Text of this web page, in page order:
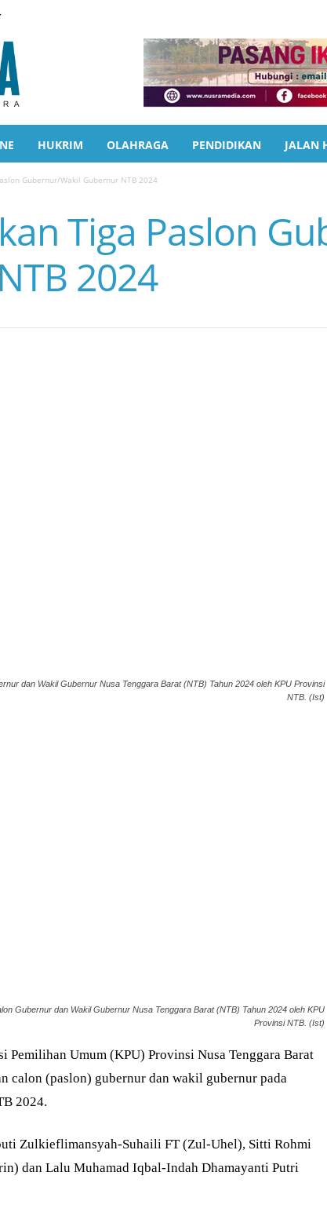
HUKRIM OLAHRAGA PENDIDIKAN JALAN
Gubernur/Wakil Gubernur NTB 2024
Tiga Paslon
2024
dan Wakil Gubernur Nusa Tenggara Barat (NTB) Tahun 2024 oleh KPU Provinsi
NTB. (Ist)
Gubernur dan Wakil Gubernur Nusa Tenggara Barat (NTB) Tahun 2024 oleh KPU
Provinsi NTB. (Ist)
Pemilihan Umum (KPU) Provinsi Nusa Tenggara Barat
calon (paslon) gubernur dan wakil gubernur pada
2024.
Zulkieflimansyah-Suhaili FT (Zul-Uhel), Sitti Rohmi
dan Lalu Muhamad Iqbal-Indah Dhamayanti Putri